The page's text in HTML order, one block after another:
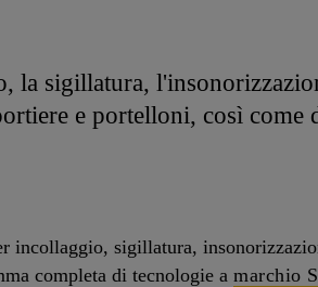
sigillatura,
e portelloni, così come
incollaggio, sigillatura,
completa di tecnologie a marchio